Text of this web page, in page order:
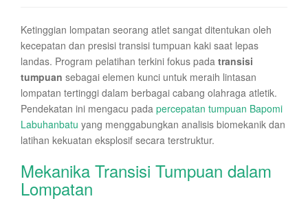
Ketinggian lompatan seorang atlet sangat ditentukan oleh
kecepatan dan presisi transisi tumpuan kaki saat lepas
landas. Program pelatihan terkini fokus pada transisi
tumpuan sebagai elemen kunci untuk meraih lintasan
lompatan tertinggi dalam berbagai cabang olahraga atletik.
Pendekatan ini mengacu pada percepatan tumpuan Bapomi
Labuhanbatu yang menggabungkan analisis biomekanik dan
latihan kekuatan eksplosif secara terstruktur.
Mekanika Transisi Tumpuan dalam
Lompatan